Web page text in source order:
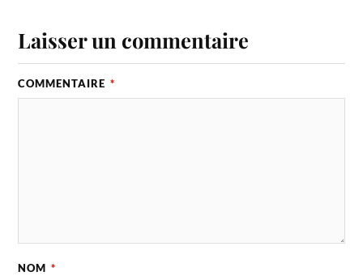
Laisser un commentaire
COMMENTAIRE *
NOM *